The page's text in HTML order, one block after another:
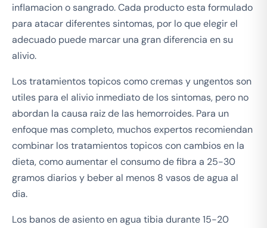
inflamacion o sangrado. Cada producto esta formulado
para atacar diferentes sintomas, por lo que elegir el
adecuado puede marcar una gran diferencia en su
alivio.
Los tratamientos topicos como cremas y ungentos son
utiles para el alivio inmediato de los sintomas, pero no
abordan la causa raiz de las hemorroides. Para un
enfoque mas completo, muchos expertos recomiendan
combinar los tratamientos topicos con cambios en la
dieta, como aumentar el consumo de fibra a 25-30
gramos diarios y beber al menos 8 vasos de agua al
dia.
Los banos de asiento en agua tibia durante 15-20